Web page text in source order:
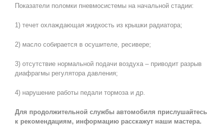
Показатели поломки пневмосистемы на начальной стадии:
1) течет охлаждающая жидкость из крышки радиатора;
2) масло собирается в осушителе, ресивере;
3) отсутствие нормальной подачи воздуха – приводит разрыв
диафрагмы регулятора давления;
4) нарушение работы педали тормоза и др.
Для продолжительной службы автомобиля прислушайтесь
к рекомендациям, информацию расскажут наши мастера.